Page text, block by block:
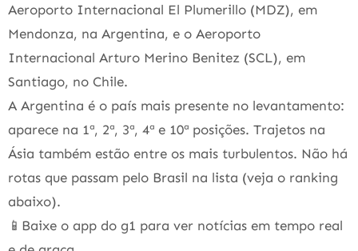
Aeroporto Internacional El Plumerillo (MDZ), em
Mendonza, na Argentina, e o Aeroporto
Internacional Arturo Merino Benitez (SCL), em
Santiago, no Chile.
A Argentina é o país mais presente no levantamento:
aparece na 1ª, 2ª, 3ª, 4ª e 10ª posições. Trajetos na
Ásia também estão entre os mais turbulentos. Não há
rotas que passam pelo Brasil na lista (veja o ranking
abaixo).
📱Baixe o app do g1 para ver notícias em tempo real